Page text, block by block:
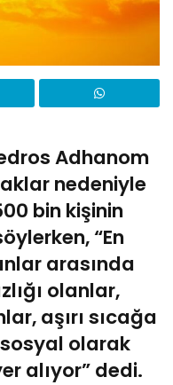
Adhanom
nedeniyle
bin kişinin
“En
arasında
olanlar,
aşırı sıcağa
olarak
alıyor” dedi.